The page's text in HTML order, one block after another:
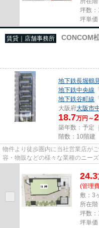
坪数
坪単価
賃貸｜店舗事務所 CONCOM
地下鉄長堀鶴
地下鉄中央線
地下鉄谷町線
大阪府大阪市
18.7万円～
築年数：予定
階数：10階建
物件より徒歩圏内に当社営業店が
容・物販などの様々な業種のニー
尚、弊社ではおとり広告は一切...
24.3
(管理
敷：3
所在
坪数
坪単価